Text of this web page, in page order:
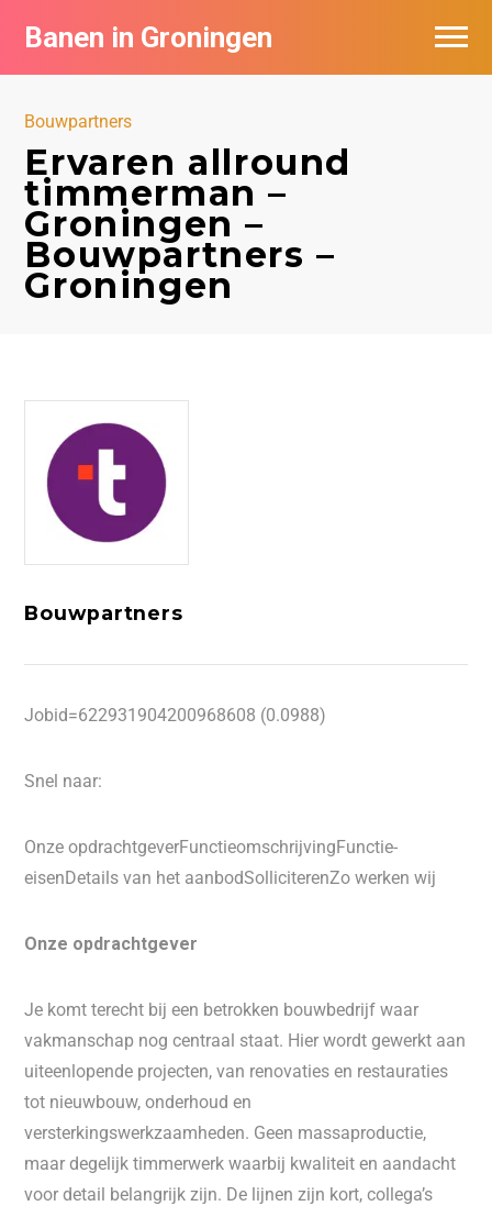
Banen in Groningen
Bouwpartners
Ervaren allround
timmerman –
Groningen –
Bouwpartners –
Groningen
Bouwpartners
Jobid=622931904200968608 (0.0988)
Snel naar:
Onze opdrachtgeverFunctieomschrijvingFunctie-
eisenDetails van het aanbodSolliciterenZo werken wij
Onze opdrachtgever
Je komt terecht bij een betrokken bouwbedrijf waar
vakmanschap nog centraal staat. Hier wordt gewerkt aan
uiteenlopende projecten, van renovaties en restauraties
tot nieuwbouw, onderhoud en
versterkingswerkzaamheden. Geen massaproductie,
maar degelijk timmerwerk waarbij kwaliteit en aandacht
voor detail belangrijk zijn. De lijnen zijn kort, collega’s
Vacatures per bedrijf
De populairste vacatures in Groningen
Nieuwsbrief feed